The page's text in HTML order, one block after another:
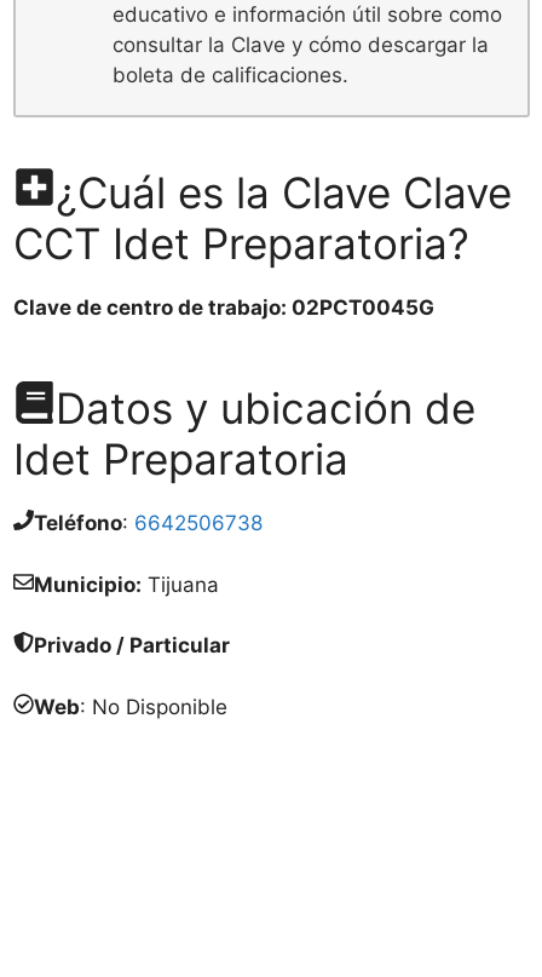
educativo e información útil sobre como
consultar la Clave y cómo descargar la
boleta de calificaciones.
¿Cuál es la Clave Clave
CCT Idet Preparatoria?
Clave de centro de trabajo: 02PCT0045G
Datos y ubicación de
Idet Preparatoria
Teléfono: 6642506738
Municipio: Tijuana
Privado / Particular
Web: No Disponible